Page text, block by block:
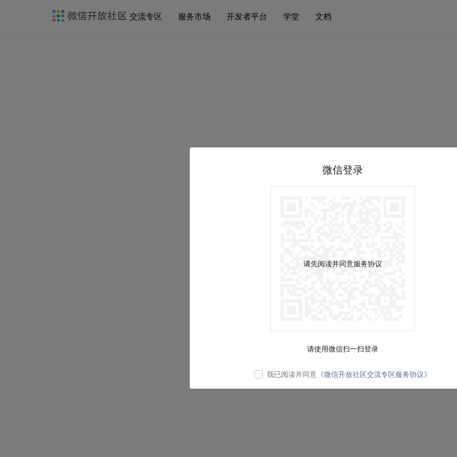
交流专区 服务市场 开发者平台 学堂 文档
微信登录
请先阅读并同意服务协议
请使用微信扫一扫登录
我已阅读并同意 《微信开放社区交流专区服务协议》